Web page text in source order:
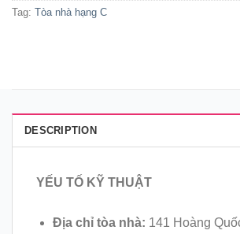
Tag: Tòa nhà hạng C
DESCRIPTION
YẾU TỐ KỸ THUẬT
Địa chỉ tòa nhà: 141 Hoàng